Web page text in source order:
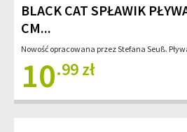
BLACK CAT SPŁAWIK
CM...
Nowość opracowana przez Stefana Seuß.
10.99 zł